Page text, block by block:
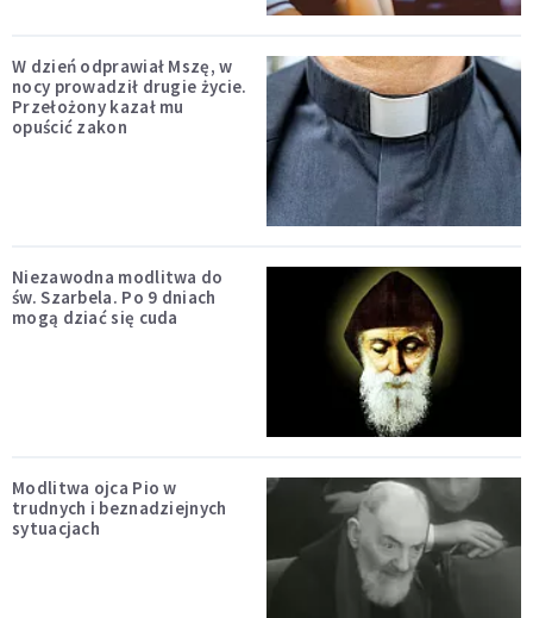
W dzień odprawiał Mszę, w
nocy prowadził drugie życie.
Przełożony kazał mu
opuścić zakon
Niezawodna modlitwa do
św. Szarbela. Po 9 dniach
mogą dziać się cuda
Modlitwa ojca Pio w
trudnych i beznadziejnych
sytuacjach